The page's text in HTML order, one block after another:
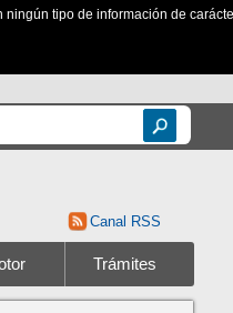
tipo de información de
Canal RSS
Trámites